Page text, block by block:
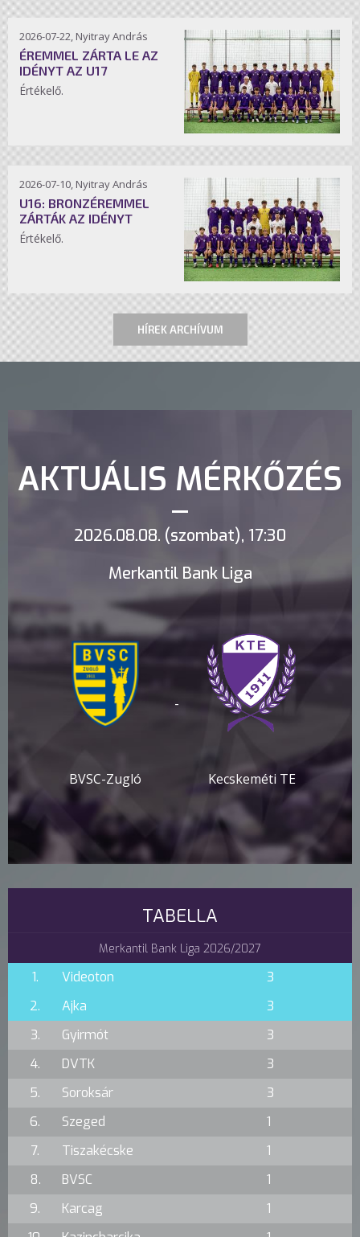
2026-07-22, Nyitray András
ÉREMMEL ZÁRTA LE AZ
IDÉNYT AZ U17
Értékelő.
2026-07-10, Nyitray András
U16: BRONZÉREMMEL
ZÁRTÁK AZ IDÉNYT
Értékelő.
HÍREK ARCHÍVUM
AKTUÁLIS MÉRKŐZÉS
2026.08.08. (szombat), 17:30
Merkantil Bank Liga
BVSC-Zugló
-
Kecskeméti TE
TABELLA
Merkantil Bank Liga 2026/2027
1. Videoton
3
2.
Ajka
3
3.
Gyirmót
3
4.
DVTK
3
5.
Soroksár
3
6.
Szeged
1
7.
Tiszakécske
1
8.
BVSC
1
9.
Karcag
1